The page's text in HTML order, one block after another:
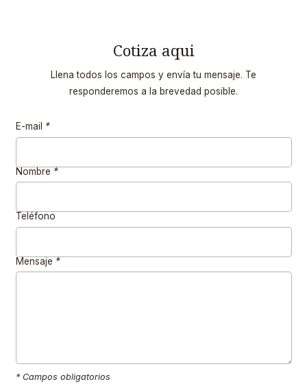
Cotiza aqui
Llena todos los campos y envía tu mensaje. Te
responderemos a la brevedad posible.
E-mail *
Nombre *
Teléfono
Mensaje *
* Campos obligatorios